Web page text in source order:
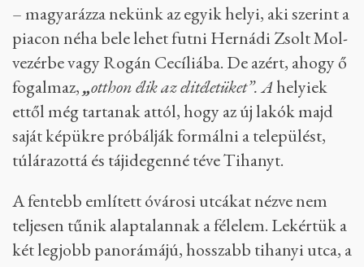
– magyarázza nekünk az egyik helyi, aki szerint a
piacon néha bele lehet futni Hernádi Zsolt Mol-
vezérbe vagy Rogán Cecíliába. De azért, ahogy ő
fogalmaz,„otthon élik az elitéletüket”. Ahelyiek
ettől még tartanak attól, hogy az új lakók majd
saját képükre próbálják formálni a települést,
túlárazottá és tájidegenné téve Tihanyt.
A fentebb említett óvárosi utcákat nézve nem
teljesen tűnik alaptalannak a félelem. Lekértük a
két legjobb panorámájú, hosszabb tihanyi utca, a